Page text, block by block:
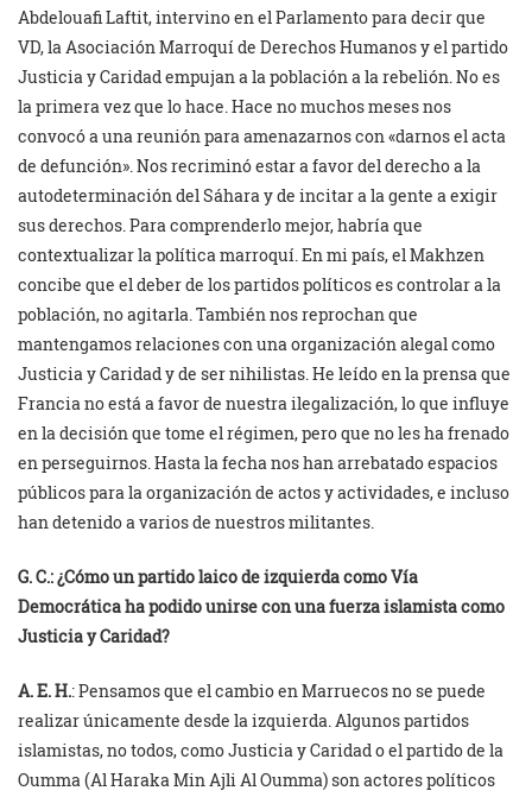
Abdelouafi Laftit, intervino en el Parlamento para decir que
VD, la Asociación Marroquí de Derechos Humanos y el partido
Justicia y Caridad empujan a la población a la rebelión. No es
la primera vez que lo hace. Hace no muchos meses nos
convocó a una reunión para amenazarnos con «darnos el acta
de defunción». Nos recriminó estar a favor del derecho a la
autodeterminación del Sáhara y de incitar a la gente a exigir
sus derechos. Para comprenderlo mejor, habría que
contextualizar la política marroquí. En mi país, el Makhzen
concibe que el deber de los partidos políticos es controlar a la
población, no agitarla. También nos reprochan que
mantengamos relaciones con una organización alegal como
Justicia y Caridad y de ser nihilistas. He leído en la prensa que
Francia no está a favor de nuestra ilegalización, lo que influye
en la decisión que tome el régimen, pero que no les ha frenado
en perseguirnos. Hasta la fecha nos han arrebatado espacios
públicos para la organización de actos y actividades, e incluso
han detenido a varios de nuestros militantes.
G. C.: ¿Cómo un partido laico de izquierda como Vía
Democrática ha podido unirse con una fuerza islamista como
Justicia y Caridad?
A. E. H.: Pensamos que el cambio en Marruecos no se puede
realizar únicamente desde la izquierda. Algunos partidos
islamistas, no todos, como Justicia y Caridad o el partido de la
Oumma (Al Haraka Min Ajli Al Oumma) son actores políticos